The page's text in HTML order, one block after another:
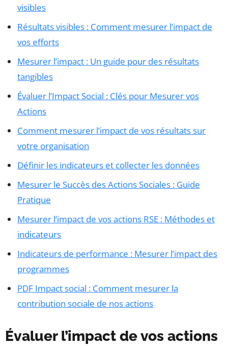
visibles
Résultats visibles : Comment mesurer l’impact de
vos efforts
Mesurer l’impact : Un guide pour des résultats
tangibles
Évaluer l’Impact Social : Clés pour Mesurer vos
Actions
Comment mesurer l’impact de vos résultats sur
votre organisation
Définir les indicateurs et collecter les données
Mesurer le Succès des Actions Sociales : Guide
Pratique
Mesurer l’impact de vos actions RSE : Méthodes et
indicateurs
Indicateurs de performance : Mesurer l’impact des
programmes
PDF Impact social : Comment mesurer la
contribution sociale de nos actions
Évaluer l’impact de vos actions